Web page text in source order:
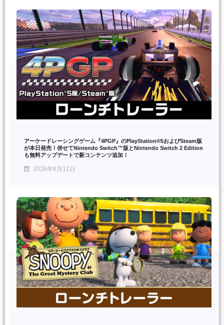
アーケードレーシングゲーム『4PGP』のPlayStation®5およびSteam版
が本日発売！併せてNintendo Switch™版とNintendo Switch 2 Edition
も無料アップデートで新コンテンツ追加！
2026年6月11日